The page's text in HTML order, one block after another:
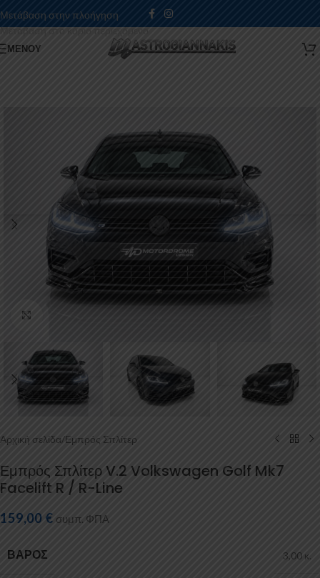
Μετάβαση στην πλοήγηση
Μετάβαση στο κύριο περιεχόμενο
ΜΕΝΟΎ
Αρχική σελίδα/Εμπρός Σπλίτερ
Εμπρός Σπλίτερ V.2 Volkswagen Golf Mk7
Facelift R / R-Line
159,00 € συμπ. ΦΠΑ
ΒΆΡΟΣ 3,00 κ.